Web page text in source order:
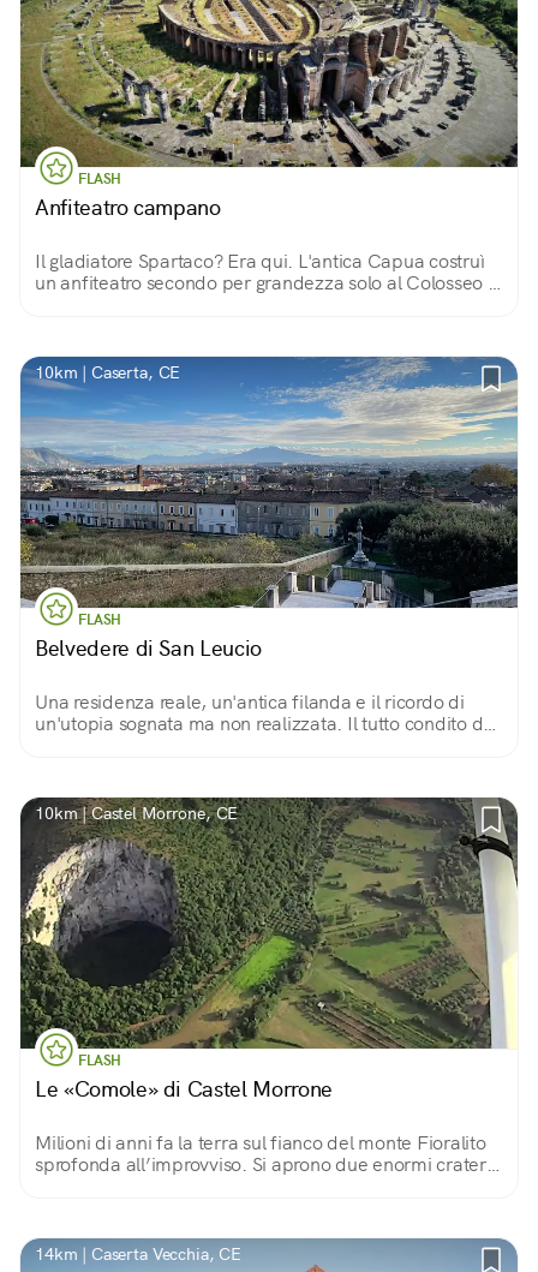
FLASH
Anfiteatro campano
Il gladiatore Spartaco? Era qui. L'antica Capua costruì
un anfiteatro secondo per grandezza solo al Colosseo e
10km | Caserta, CE
FLASH
Belvedere di San Leucio
Una residenza reale, un'antica filanda e il ricordo di
un'utopia sognata ma non realizzata. Il tutto condito da
10km | Castel Morrone, CE
FLASH
Le «Comole» di Castel Morrone
Milioni di anni fa la terra sul fianco del monte Fioralito
sprofonda all’improvviso. Si aprono due enormi crateri
14km | Caserta Vecchia, CE